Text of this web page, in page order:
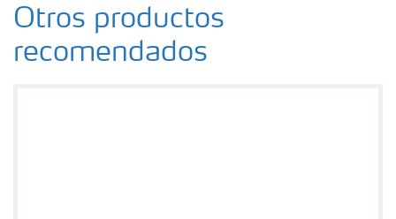
Otros productos
recomendados